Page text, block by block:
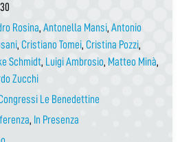
Rosina, Antonella Mansi, Antonio
, Cristiano Tomei, Cristina Pozzi,
Schmidt, Luigi Ambrosio, Matteo Minà,
Zucchi
Le Benedettine
, In Presenza